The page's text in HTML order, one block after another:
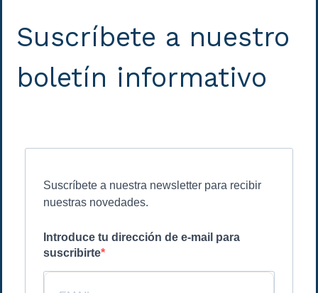
Suscríbete a nuestro
boletín informativo
Suscríbete a nuestra newsletter para recibir
nuestras novedades.
Introduce tu dirección de e-mail para
suscribirte